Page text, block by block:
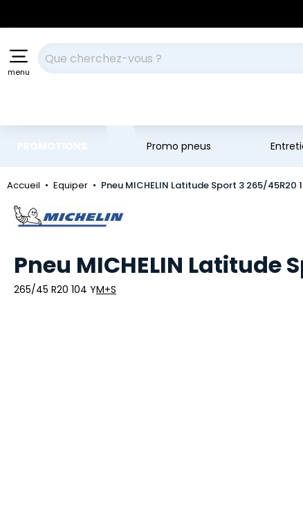
menu
Votre recherche
Promo pneus
Accueil Equiper Pneu MICHELIN Latitude Sport 3 265/45R20
Marque
Pneu MICHELIN Latitude
265/45 R20 104 YM+S